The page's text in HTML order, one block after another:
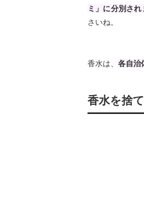
ミ」に分別され
さいね。
香水は、 各自治
香水を捨